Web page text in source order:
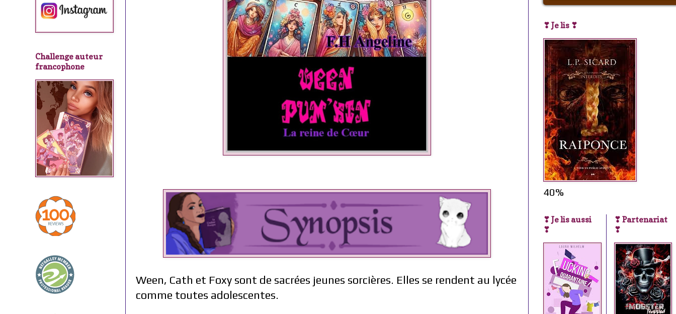
Ween, Cath et Foxy sont de sacrées jeunes sorcières. Elles se rendent au lycée
comme toutes adolescentes.
Challenge auteur
francophone
❣ Je lis ❣
40%
❣ Je lis aussi
❣
❣ Partenariat
❣